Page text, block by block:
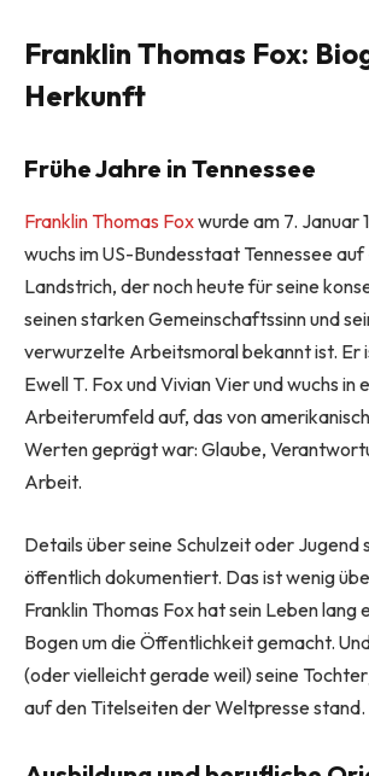
Franklin Thomas Fox:
Herkunft
Frühe Jahre in Tennessee
Franklin Thomas Foxwurde am 7. Januar
wuchs im US-Bundesstaat Tennessee auf
Landstrich, der noch heute für seine
seinen starken Gemeinschaftssinn und
verwurzelte Arbeitsmoral bekannt ist. Er
Ewell T. Fox und Vivian Vier und wuchs in
Arbeiterumfeld auf, das von
Werten geprägt war: Glaube,
Arbeit.
Details über seine Schulzeit oder Jugend
öffentlich dokumentiert. Das ist wenig
Franklin Thomas Fox hat sein Leben lang
Bogen um die Öffentlichkeit gemacht.
(oder vielleicht gerade weil) seine
auf den Titelseiten der Weltpresse stand.